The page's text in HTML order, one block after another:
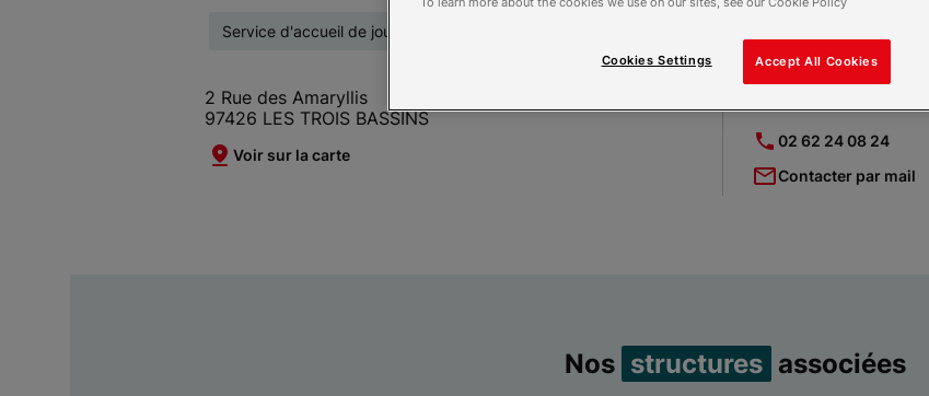
Service d'accueil de jour éducatif
2 Rue des Amaryllis
97426 LES TROIS BASSINS
Voir sur la carte
02 62 24 08 24
Contacter par mail
Nos structures associées
Accept All Cookies
Cookies Settings